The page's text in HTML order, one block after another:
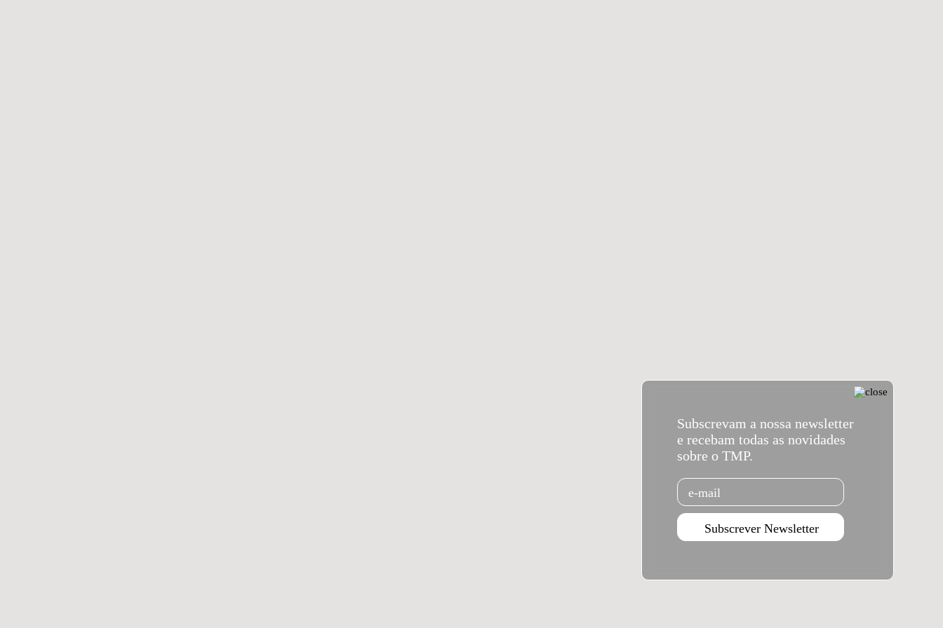
Subscrevam a nossa newsletter
e recebam todas as novidades
sobre o TMP.
Email
Subscrever Newsletter